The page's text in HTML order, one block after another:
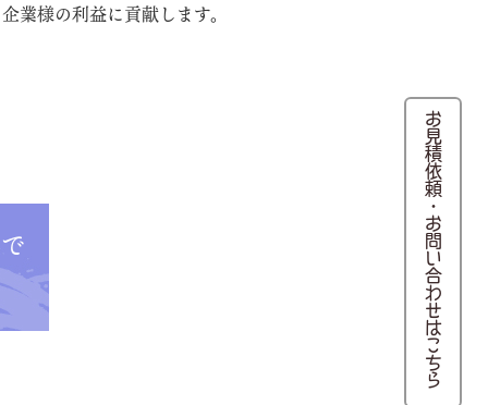
お見積依頼・お問い合わせはこちら
業様の利益に貢献します。